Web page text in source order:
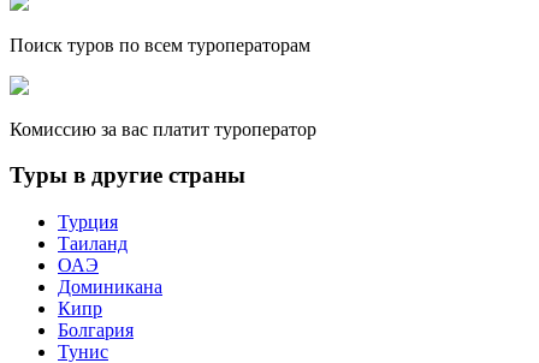
Поиск туров по всем туроператорам
Комиссию за вас платит туроператор
Туры в другие страны
Турция
Таиланд
ОАЭ
Доминикана
Кипр
Болгария
Тунис